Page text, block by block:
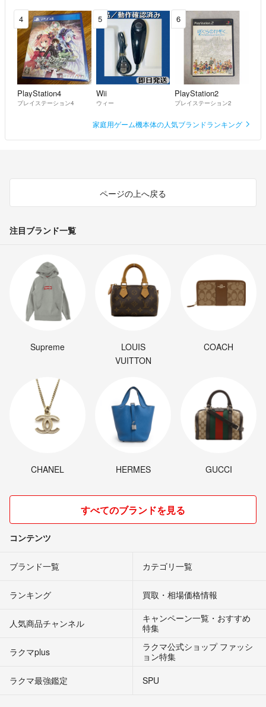
4
PlayStation4
プレイステーション4
5
Wii
ウィー
6
PlayStation2
プレイステーション2
家庭用ゲーム機本体の人気ブランドランキング
ページの上へ戻る
注目ブランド一覧
Supreme
LOUIS
VUITTON
COACH
CHANEL HERMES GUCCI
すべてのブランドを見る
コンテンツ
ブランド一覧 カテゴリ一覧
ランキング 買取・相場価格情報
人気商品チャンネル
キャンペーン一覧・おすすめ
特集
ラクマplus
ラクマ公式ショップ ファッシ
ョン特集
ラクマ最強鑑定
SPU